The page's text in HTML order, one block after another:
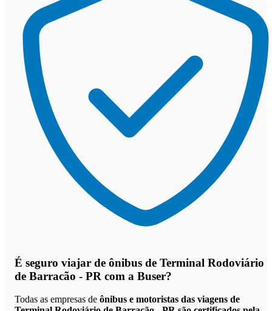
É seguro viajar de ônibus de Terminal Rodoviário
de Barracão - PR com a Buser?
Todas as empresas de ônibus e motoristas das viagens de